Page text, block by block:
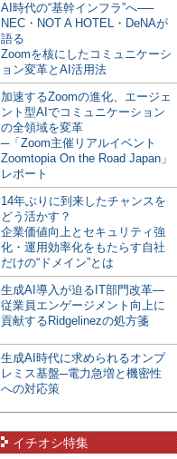
AI時代の“基幹インフラ”へ──
NEC・NOT A HOTEL・DeNAが
語る
Zoomを核にしたコミュニケーシ
ョン変革とAI活用法
加速するZoomの進化、エージェ
ント型AIでコミュニケーション
の全領域を変革
─「Zoom主催リアルイベント
Zoomtopia On the Road Japan」
レポート
14年ぶりに到来したチャンスを
どう活かす？
企業価値向上とセキュリティ強
化・運用効率化をもたらす自社
だけの“ドメイン”とは
生成AI導入が迫るIT部門改革―
従業員エンゲージメント向上に
貢献するRidgelinezの処方箋
生成AI時代に求められるオンプ
レミス基盤─電力急増と機密性
への対応策
イチオシ特集